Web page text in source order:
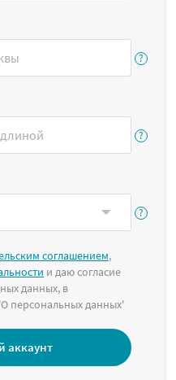
соглашением,
и даю согласие
данных, в
персональных данных'